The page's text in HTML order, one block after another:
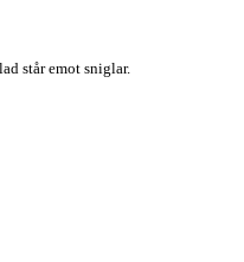
står emot sniglar.